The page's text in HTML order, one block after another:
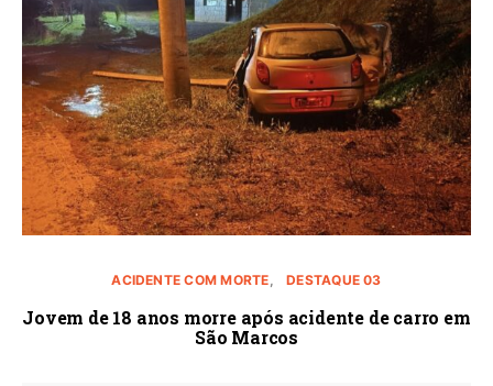
ACIDENTE COM MORTE DESTAQUE 03
Jovem de 18 anos morre após acidente de carro em
São Marcos